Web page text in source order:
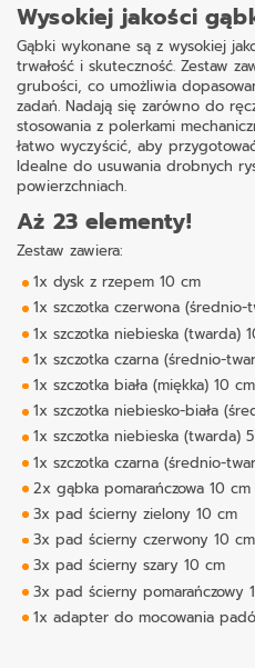
Wysokiej jakości
Gąbki wykonane są z wysokiej
trwałość i skuteczność. Zestaw
grubości, co umożliwia
zadań. Nadają się zarówno do
stosowania z polerkami
łatwo wyczyścić, aby
Idealne do usuwania drobnych
powierzchniach.
Aż 23 elementy!
Zestaw zawiera:
1x dysk z rzepem 10 cm
1x szczotka czerwona (średnio-
1x szczotka niebieska (twarda)
1x szczotka czarna (średnio-
1x szczotka biała (miękka) 10 cm
1x szczotka niebiesko-biała
1x szczotka niebieska (twarda)
1x szczotka czarna (średnio-
2x gąbka pomarańczowa 10 cm
3x pad ścierny zielony 10 cm
3x pad ścierny czerwony 10 cm
3x pad ścierny szary 10 cm
3x pad ścierny pomarańczowy
1x adapter do mocowania